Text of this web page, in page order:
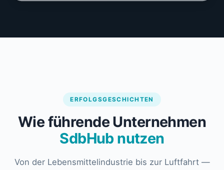
ERFOLGSGESCHICHTEN
Wie führende Unternehmen
SdbHub nutzen
Von der Lebensmittelindustrie bis zur Luftfahrt —